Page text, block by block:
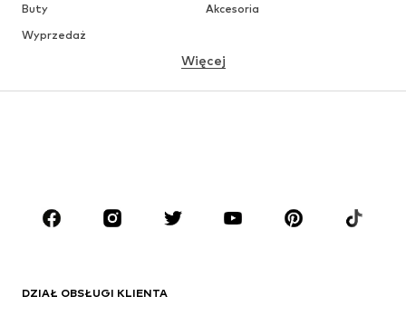
Buty
Akcesoria
Wyprzedaż
MARKI
Next
Więcej
DZIAŁ OBSŁUGI KLIENTA